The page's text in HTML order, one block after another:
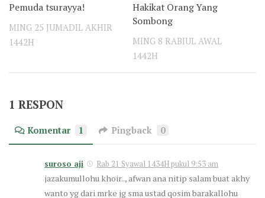
Pemuda tsurayya!
MING 25 JUMADIL AKHIR
1442H
Hakikat Orang Yang
Sombong
MING 8 RABIUL AWAL
1442H
1 RESPON
Komentar 1 Pingback 0
suroso aji Rab 21 Syawal 1434H pukul 9:53 am
jazakumullohu khoir.., afwan ana nitip salam buat akhy
wanto yg dari mrke jg sma ustad qosim barakallohu